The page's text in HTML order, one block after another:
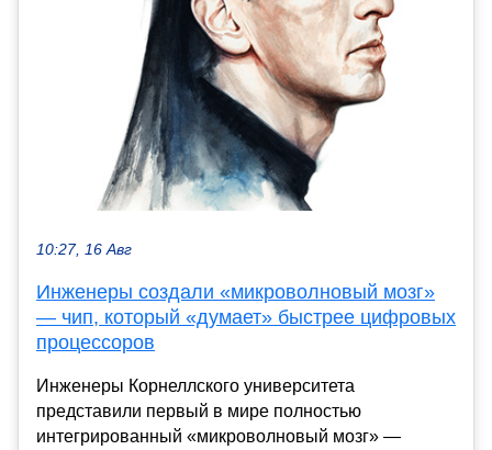
10:27, 16 Авг
Инженеры создали «микроволновый мозг»
— чип, который «думает» быстрее цифровых
процессоров
Инженеры Корнеллского университета
представили первый в мире полностью
интегрированный «микроволновый мозг» —